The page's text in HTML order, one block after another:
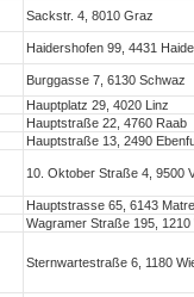
Sackstr. 4, 8010 Graz
Haidershofen 99, 4431
Burggasse 7, 6130 Schwaz
Hauptplatz 29, 4020 Linz
Hauptstraße 22, 4760 Raab
Hauptstraße 13, 2490
10. Oktober Straße 4, 9500
Hauptstrasse 65, 6143
Wagramer Straße 195, 1210
Sternwartestraße 6, 1180